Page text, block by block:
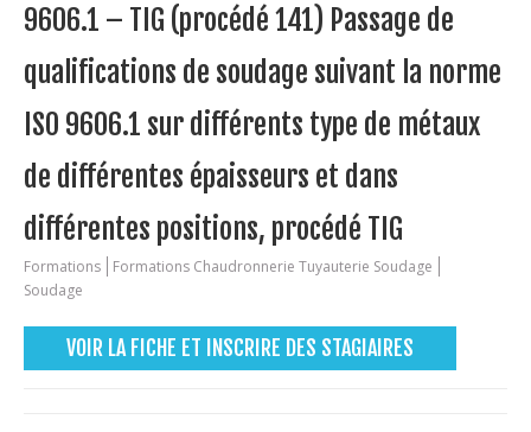
9606.1 – TIG (procédé 141) Passage de
qualifications de soudage suivant la norme
ISO 9606.1 sur différents type de métaux
de différentes épaisseurs et dans
différentes positions, procédé TIG
Formations
Formations Chaudronnerie Tuyauterie Soudage
Soudage
VOIR LA FICHE ET INSCRIRE DES STAGIAIRES